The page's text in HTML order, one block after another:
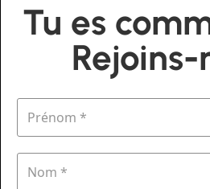
Tu es
Rejoins-